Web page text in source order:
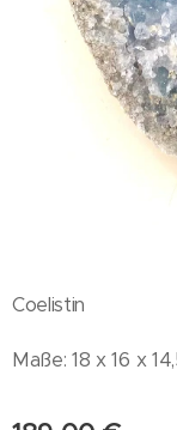
Coelistin
Maße: 18 x 16 x